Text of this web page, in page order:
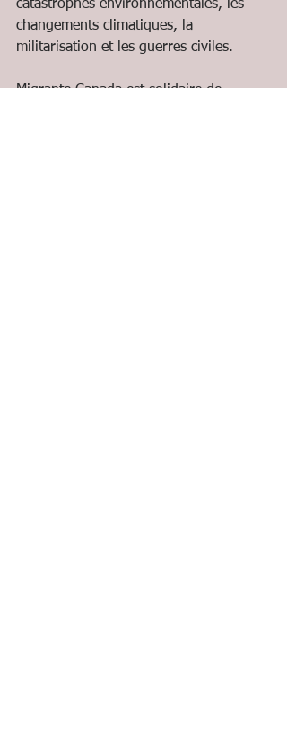
catastrophes environnementales, les
changements climatiques, la
militarisation et les guerres civiles.
Migrante Canada est solidaire de